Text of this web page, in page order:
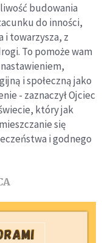
budowania
do inności,
i towarzysza, z
To pomoże wam
i społeczną jako
- zaznaczył Ojciec
który jak
się
i godnego